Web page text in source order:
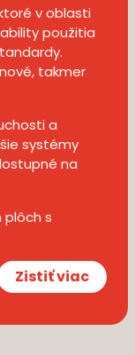
v oblasti
použitia
takmer
a
systémy
na
plôch s
Zistiť viac